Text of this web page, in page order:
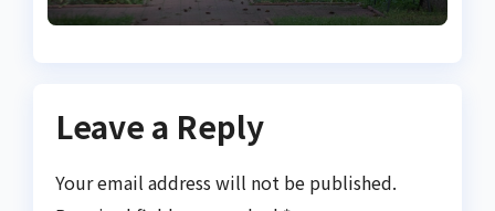
гетьмана
Leave a Reply
Your email address will not be published.